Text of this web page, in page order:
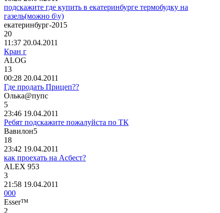
подскажите где купить в екатеринбурге термобудку на
газель(можно б\у)
екатеринбург-2015
20
11:37 20.04.2011
Кран г
ALOG
13
00:28 20.04.2011
Где продать Прицеп??
Олька@пупс
5
23:46 19.04.2011
Ребят подскажите пожалуйста по ТК
Вавилон5
18
23:42 19.04.2011
как проехать на Асбест?
ALEX 953
3
21:58 19.04.2011
000
Essеr™
2